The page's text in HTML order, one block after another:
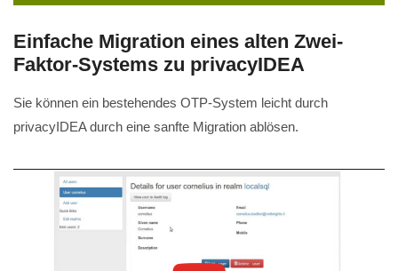
Einfache Migration eines alten Zwei-
Faktor-Systems zu privacyIDEA
Sie können ein bestehendes OTP-System leicht durch
privacyIDEA durch eine sanfte Migration ablösen.